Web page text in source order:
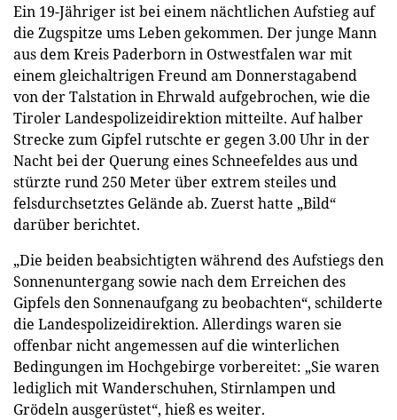
Ein 19-Jähriger ist bei einem nächtlichen Aufstieg auf
die Zugspitze ums Leben gekommen. Der junge Mann
aus dem Kreis Paderborn in Ostwestfalen war mit
einem gleichaltrigen Freund am Donnerstagabend
von der Talstation in Ehrwald aufgebrochen, wie die
Tiroler Landespolizeidirektion mitteilte. Auf halber
Strecke zum Gipfel rutschte er gegen 3.00 Uhr in der
Nacht bei der Querung eines Schneefeldes aus und
stürzte rund 250 Meter über extrem steiles und
felsdurchsetztes Gelände ab. Zuerst hatte „Bild“
darüber berichtet.
„Die beiden beabsichtigten während des Aufstiegs den
Sonnenuntergang sowie nach dem Erreichen des
Gipfels den Sonnenaufgang zu beobachten“, schilderte
die Landespolizeidirektion. Allerdings waren sie
offenbar nicht angemessen auf die winterlichen
Bedingungen im Hochgebirge vorbereitet: „Sie waren
lediglich mit Wanderschuhen, Stirnlampen und
Grödeln ausgerüstet“, hieß es weiter.